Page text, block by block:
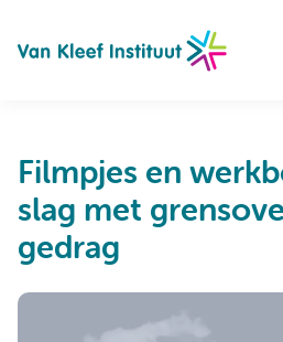
Navigation
Filmpjes en
slag met
gedrag